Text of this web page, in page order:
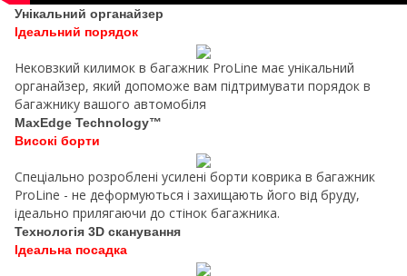
Унікальний органайзер
Ідеальний порядок
Нековзкий килимок в багажник ProLine має унікальний
органайзер, який допоможе вам підтримувати порядок в
багажнику вашого автомобіля
MaxEdge Technology™
Високі борти
Спеціально розроблені усилені борти коврика в багажник
ProLine - не деформуються і захищають його від бруду,
ідеально прилягаючи до стінок багажника.
Технологія 3D сканування
Ідеальна посадка